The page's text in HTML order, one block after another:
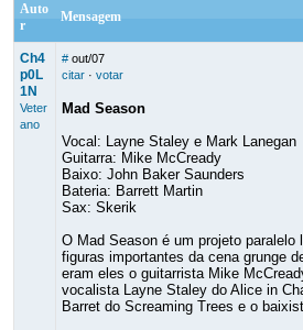
Auto
r
Mensagem
Ch4
p0L
1N
Veter
ano
# out/07
citar· votar
Mad Season
Vocal: Layne Staley e Mark Lanegan
Guitarra: Mike McCready
Baixo: John Baker Saunders
Bateria: Barrett Martin
Sax: Skerik
O Mad Season é um projeto paralelo
figuras importantes da cena grunge
eram eles o guitarrista Mike
vocalista Layne Staley do Alice in
Barret do Screaming Trees e o